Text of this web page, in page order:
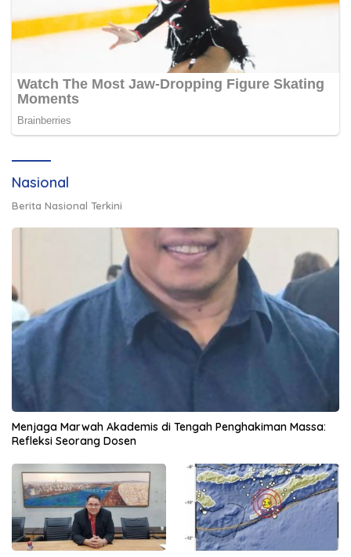
Nasional
Berita Nasional Terkini
Menjaga Marwah Akademis di Tengah Penghakiman Massa:
Refleksi Seorang Dosen